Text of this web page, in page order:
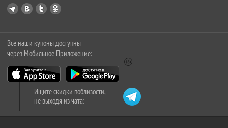
Все наши купоны доступны
через Мобильное Приложение:
Ищите скидки поблизости,
не выходя из чата: